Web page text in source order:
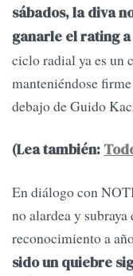
sábados, la diva
ganarle el rating
ciclo radial ya es un
manteniéndose
debajo de Guido
(Lea también:
En diálogo con
no alardea y
reconocimiento a
sido un quiebre